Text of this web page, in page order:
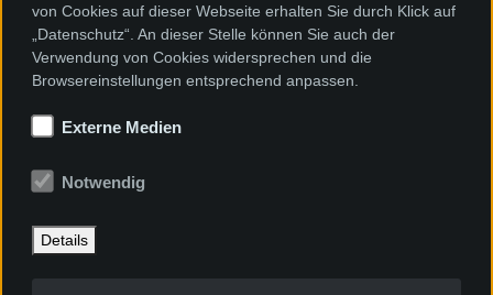
von Cookies auf dieser Webseite erhalten Sie durch Klick auf
„Datenschutz“. An dieser Stelle können Sie auch der
Verwendung von Cookies widersprechen und die
Browsereinstellungen entsprechend anpassen.
Externe Medien
Notwendig
Details